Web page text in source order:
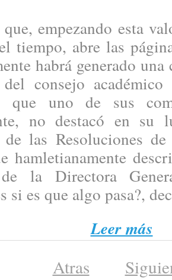
empezando esta
tiempo, abre las
habrá generado
consejo
que uno de sus
no destacó en su
de las Resoluciones
hamletianamente
la Directora
si es que algo pasa?,
Leer más
Atras